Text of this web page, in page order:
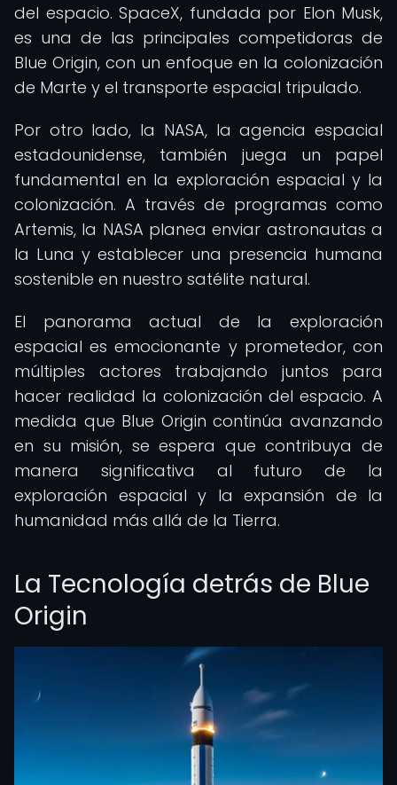
del espacio. SpaceX, fundada por Elon Musk,
es una de las principales competidoras de
Blue Origin, con un enfoque en la colonización
de Marte y el transporte espacial tripulado.
Por otro lado, la NASA, la agencia espacial
estadounidense, también juega un papel
fundamental en la exploración espacial y la
colonización. A través de programas como
Artemis, la NASA planea enviar astronautas a
la Luna y establecer una presencia humana
sostenible en nuestro satélite natural.
El panorama actual de la exploración
espacial es emocionante y prometedor, con
múltiples actores trabajando juntos para
hacer realidad la colonización del espacio. A
medida que Blue Origin continúa avanzando
en su misión, se espera que contribuya de
manera significativa al futuro de la
exploración espacial y la expansión de la
humanidad más allá de la Tierra.
La Tecnología detrás de Blue
Origin